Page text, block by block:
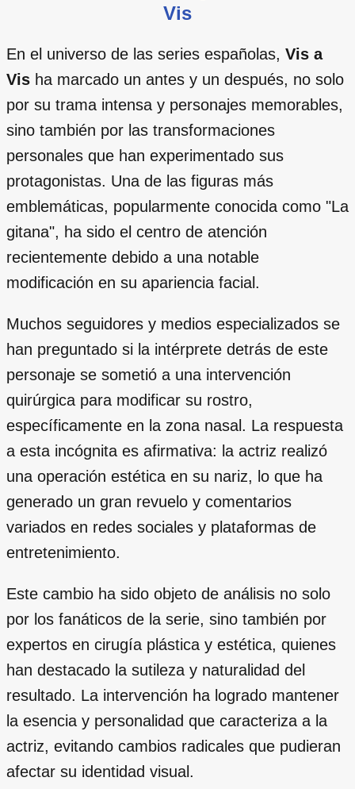
Vis
En el universo de las series españolas, Vis a
Vis ha marcado un antes y un después, no solo
por su trama intensa y personajes memorables,
sino también por las transformaciones
personales que han experimentado sus
protagonistas. Una de las figuras más
emblemáticas, popularmente conocida como "La
gitana", ha sido el centro de atención
recientemente debido a una notable
modificación en su apariencia facial.
Muchos seguidores y medios especializados se
han preguntado si la intérprete detrás de este
personaje se sometió a una intervención
quirúrgica para modificar su rostro,
específicamente en la zona nasal. La respuesta
a esta incógnita es afirmativa: la actriz realizó
una operación estética en su nariz, lo que ha
generado un gran revuelo y comentarios
variados en redes sociales y plataformas de
entretenimiento.
Este cambio ha sido objeto de análisis no solo
por los fanáticos de la serie, sino también por
expertos en cirugía plástica y estética, quienes
han destacado la sutileza y naturalidad del
resultado. La intervención ha logrado mantener
la esencia y personalidad que caracteriza a la
actriz, evitando cambios radicales que pudieran
afectar su identidad visual.